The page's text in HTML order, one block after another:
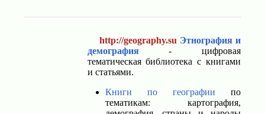
http://geography.su Этнография и
демография- цифровая
тематическая библиотека с книгами
и статьями.
Книги по географии по
тематикам: картография,